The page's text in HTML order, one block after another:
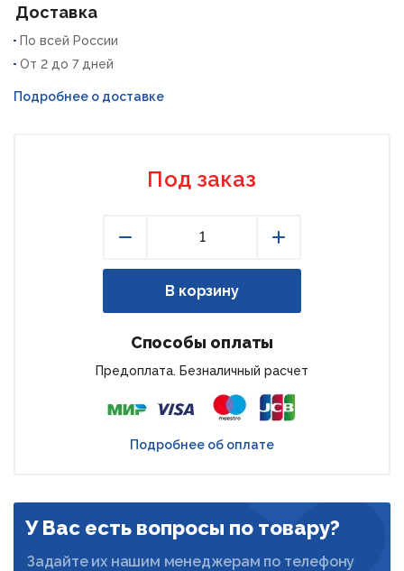
Доставка
По всей России
От 2 до 7 дней
Подробнее о доставке
Под заказ
В корзину
Способы оплаты
Предоплата. Безналичный расчет
Подробнее об оплате
У Вас есть вопросы по товару?
Задайте их нашим менеджерам по телефону